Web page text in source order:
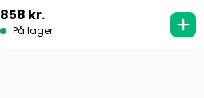
858 kr.
På lager